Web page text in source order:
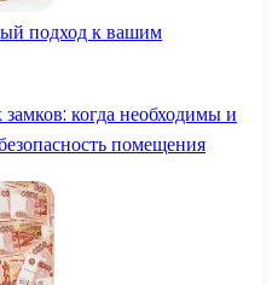
подход к вашим
когда необходимы и
помещения